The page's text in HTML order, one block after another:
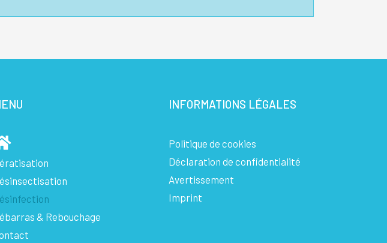
& Rebouchage
INFORMATIONS LÉGALES
Politique de cookies
Déclaration de confidentialité
Avertissement
Imprint